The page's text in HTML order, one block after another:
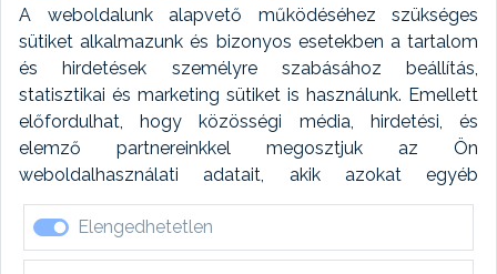
A weboldalunk alapvető működéséhez szükséges
sütiket alkalmazunk és bizonyos esetekben a tartalom
és hirdetések személyre szabásához beállítás,
statisztikai és marketing sütiket is használunk. Emellett
előfordulhat, hogy közösségi média, hirdetési, és
elemző partnereinkkel megosztjuk az Ön
weboldalhasználati adatait, akik azokat egyéb
forrásokból gyűjtött adatokkal kombinálhatják. A sütik
elfogadásával kapcsolatosan naplózást végzünk és
ezen adatokat 6 hónap után automatikusan töröljük. A
Elengedhetetlen
Fényképtár extra modul
Autómosó modul
Feladatütemezés